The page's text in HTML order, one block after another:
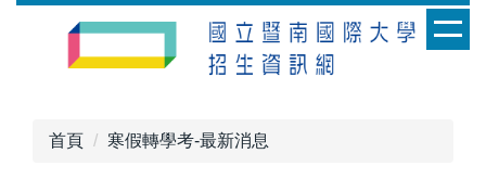
首頁 寒假轉學考-最新消息